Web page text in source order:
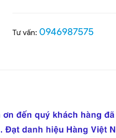
Tư vấn: 0946987575